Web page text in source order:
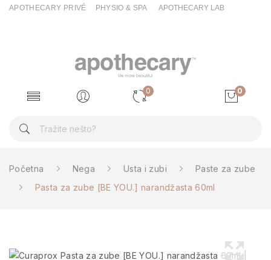
APOTHECARY PRIVÉ PHYSIO & SPA APOTHECARY LAB
0 0
Početna Nega Usta i zubi
Paste za zube
Pasta za zube [BE YOU.] narandžasta 60ml